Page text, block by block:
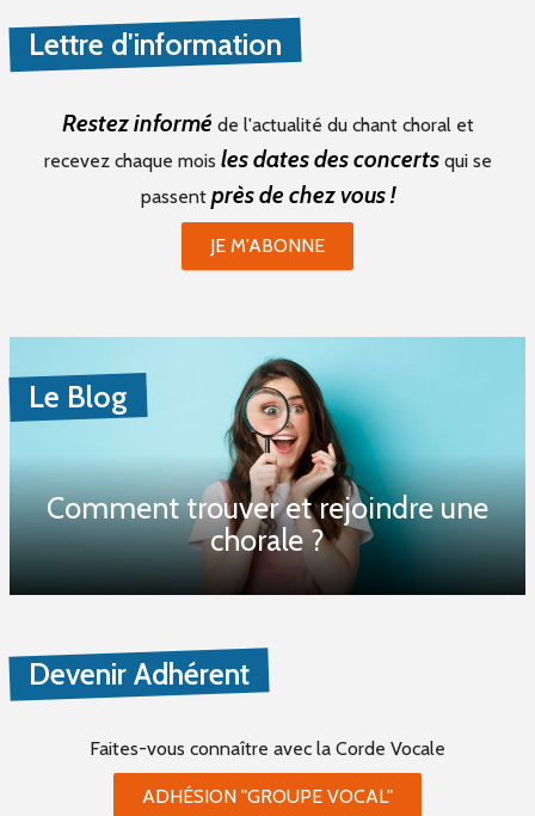
Lettre d'information
Restez informé de l'actualité du chant choral et
recevez chaque mois les dates des concertsqui se
passent près de chez vous !
JE M'ABONNE
Le Blog
Comment trouver et rejoindre une
chorale ?
Devenir Adhérent
Faites-vous connaître avec la Corde Vocale
ADHÉSION "GROUPE VOCAL"